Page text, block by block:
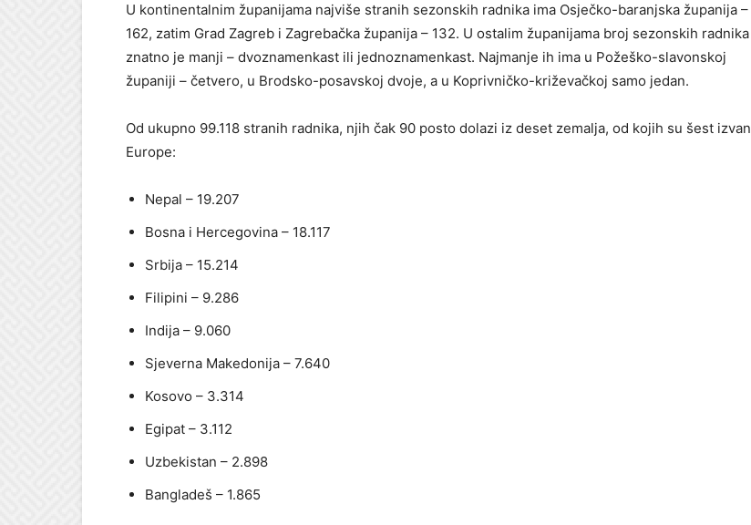
U kontinentalnim županijama najviše stranih sezonskih radnika ima Osječko-baranjska županija –
162, zatim Grad Zagreb i Zagrebačka županija – 132. U ostalim županijama broj sezonskih radnika
znatno je manji – dvoznamenkast ili jednoznamenkast. Najmanje ih ima u Požeško-slavonskoj
županiji – četvero, u Brodsko-posavskoj dvoje, a u Koprivničko-križevačkoj samo jedan.
Od ukupno 99.118 stranih radnika, njih čak 90 posto dolazi iz deset zemalja, od kojih su šest izvan
Europe:
Nepal – 19.207
Bosna i Hercegovina – 18.117
Srbija – 15.214
Filipini – 9.286
Indija – 9.060
Sjeverna Makedonija – 7.640
Kosovo – 3.314
Egipat – 3.112
Uzbekistan – 2.898
Bangladeš – 1.865